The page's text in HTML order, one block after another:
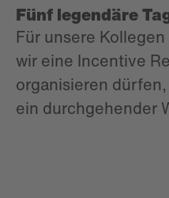
Fünf legendäre
Für unsere
wir eine Incentive
organisieren
ein durchgehender